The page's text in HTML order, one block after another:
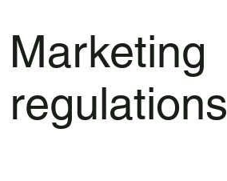
Marketing
regulations